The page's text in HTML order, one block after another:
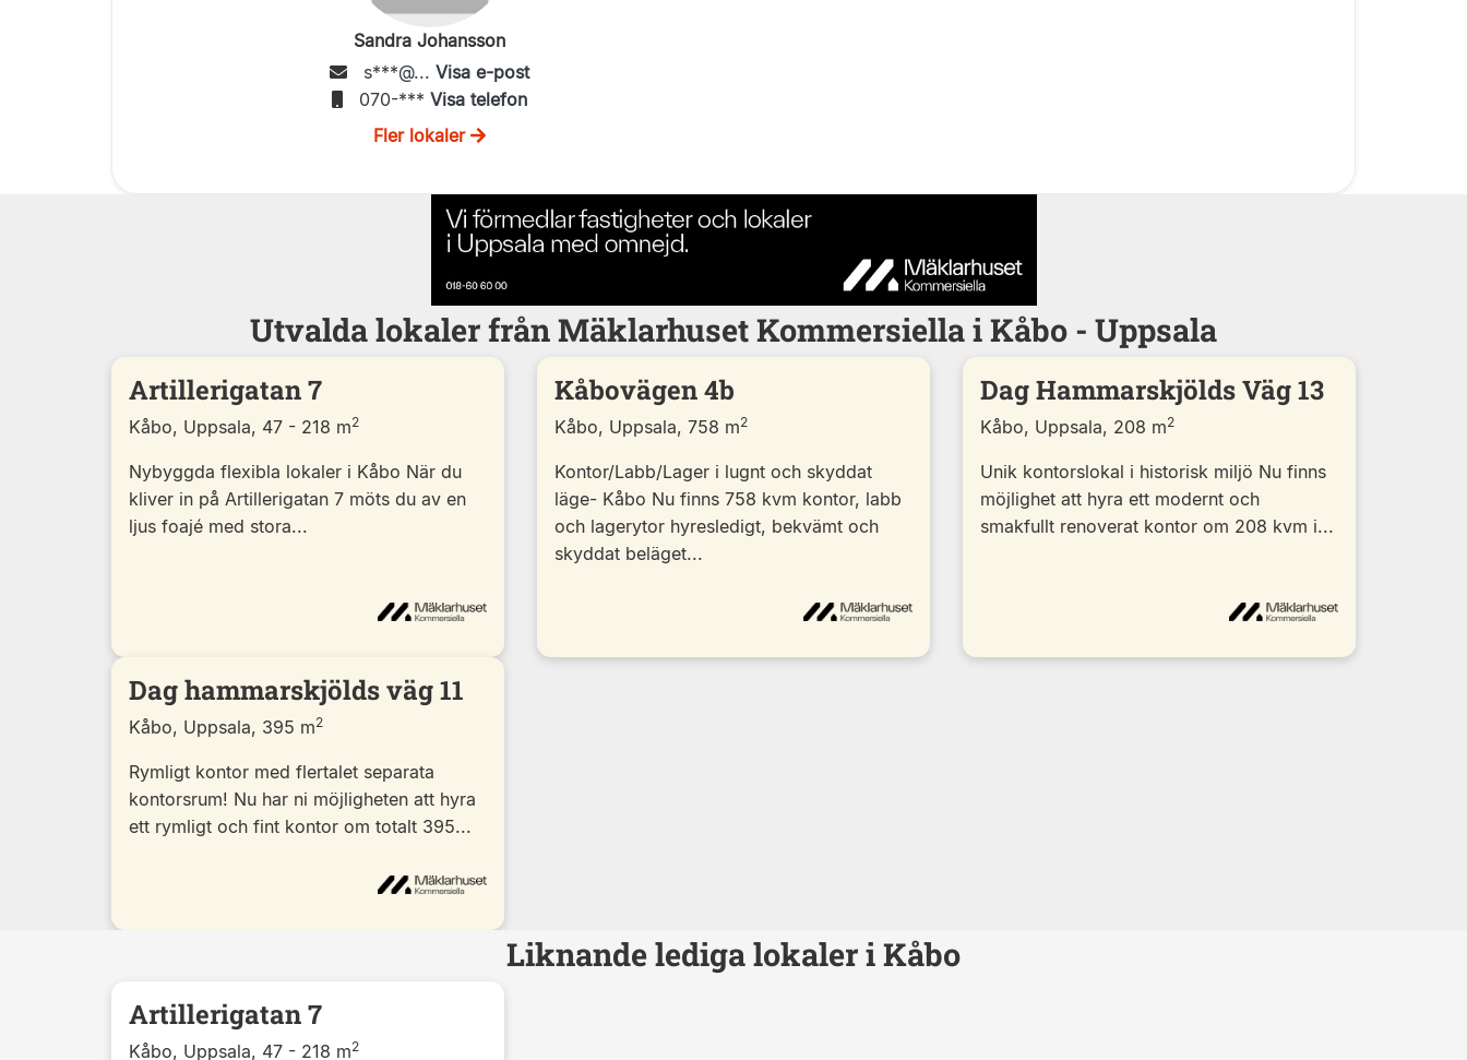
Sandra Johansson
s***@... Visa e-post
070-*** Visa telefon
Fler lokaler
Utvalda lokaler från Mäklarhuset Kommersiella i Kåbo - Uppsala
Artillerigatan 7
Kåbo, Uppsala, 47 - 218 m2
Nybyggda flexibla lokaler i Kåbo När du
kliver in på Artillerigatan 7 möts du av en
ljus foajé med stora...
Kåbovägen 4b
Kåbo, Uppsala, 758 m2
Kontor/Labb/Lager i lugnt och skyddat
läge- Kåbo Nu finns 758 kvm kontor, labb
och lagerytor hyresledigt, bekvämt och
skyddat beläget...
Dag Hammarskjölds Väg 13
Kåbo, Uppsala, 208 m2
Unik kontorslokal i historisk miljö Nu finns
möjlighet att hyra ett modernt och
smakfullt renoverat kontor om 208 kvm i...
Dag hammarskjölds väg 11
Kåbo, Uppsala, 395 m2
Rymligt kontor med flertalet separata
kontorsrum! Nu har ni möjligheten att hyra
ett rymligt och fint kontor om totalt 395...
Liknande lediga lokaler i Kåbo
Artillerigatan 7
Kåbo, Uppsala, 47 - 218 m2